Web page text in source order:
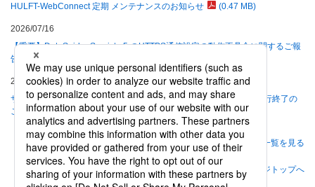
HULFT-WebConnect 定期 メンテナンスのお知らせ
(0.47 MB)
2026/07/16
【重要】DataSpider Servista 5 のHTTPS通信設定の動作不具合に関するご報
告
(0.12 MB)
2026/06/30
サポート終了製品の製品モジュール提供およびプロダクトキー再発行終了の
ご案内
(0.69 MB)
一覧を見る
ページトップへ